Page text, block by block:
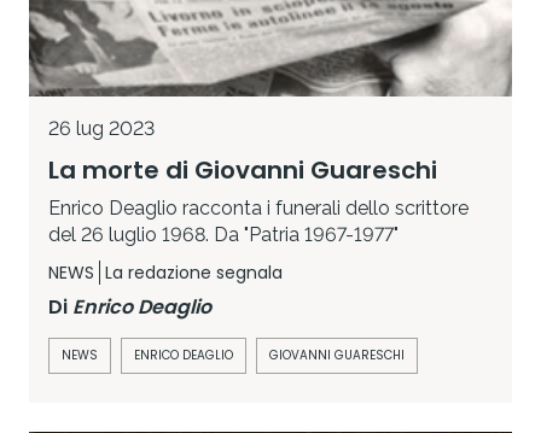
26 lug 2023
La morte di Giovanni Guareschi
Enrico Deaglio racconta i funerali dello scrittore
del 26 luglio 1968. Da "Patria 1967-1977"
NEWS La redazione segnala
Di Enrico Deaglio
NEWS ENRICO DEAGLIO GIOVANNI GUARESCHI